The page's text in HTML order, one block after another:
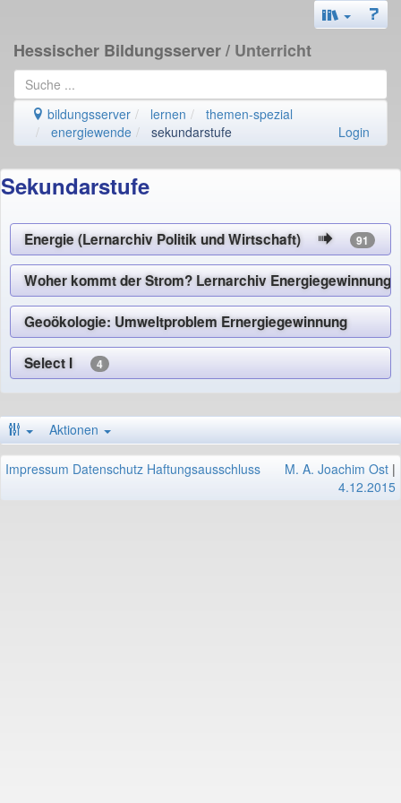
Hessischer Bildungsserver/ Unterricht
bildungsserver lernen
themen-spezial
energiewende
sekundarstufe Login
Sekundarstufe
Energie (Lernarchiv Politik und Wirtschaft) 91
Woher kommt der Strom? Lernarchiv
Geoökologie: Umweltproblem Ernergiegewinnung
Select I 4
Aktionen
Impressum Datenschutz Haftungsausschluss M. A. Joachim Ost |
4.12.2015